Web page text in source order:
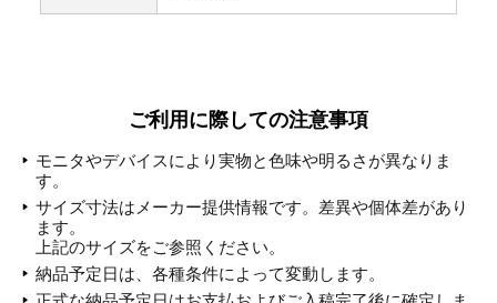
ご利用に際しての注意事項
モニタやデバイスにより実物と色味や明るさが異なりま
す。
サイズ寸法はメーカー提供情報です。差異や個体差があり
ます。
上記のサイズをご参照ください。
納品予定日は、各種条件によって変動します。